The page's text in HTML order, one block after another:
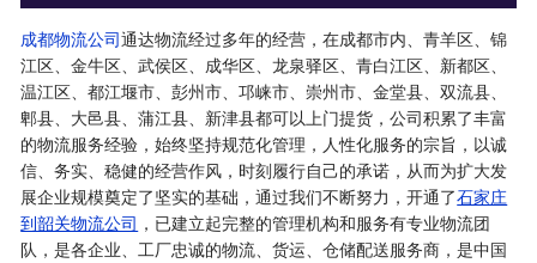
成都物流公司通达物流经过多年的经营，在成都市内、青羊区、锦
江区、金牛区、武侯区、成华区、龙泉驿区、青白江区、新都区、
温江区、都江堰市、彭州市、邛崃市、崇州市、金堂县、双流县、
郫县、大邑县、蒲江县、新津县都可以上门提货，公司积累了丰富
的物流服务经验，始终坚持规范化管理，人性化服务的宗旨，以诚
信、务实、稳健的经营作风，时刻履行自己的承诺，从而为扩大发
展企业规模奠定了坚实的基础，通过我们不断努力，开通了石家庄
到韶关物流公司 ，已建立起完整的管理机构和服务有专业物流团
队，是各企业、工厂忠诚的物流、货运、仓储配送服务商，是中国